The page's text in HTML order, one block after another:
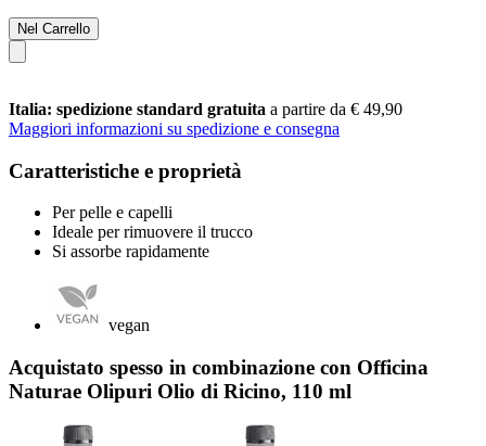
Nel Carrello
Italia: spedizione standard gratuita a partire da € 49,90
Maggiori informazioni su spedizione e consegna
Caratteristiche e proprietà
Per pelle e capelli
Ideale per rimuovere il trucco
Si assorbe rapidamente
vegan
Acquistato spesso in combinazione con Officina
Naturae Olipuri Olio di Ricino, 110 ml